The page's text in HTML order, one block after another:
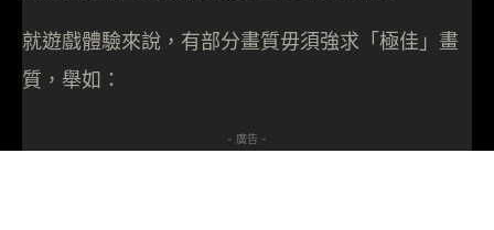
就遊戲體驗來說，有部分畫質毋須強求「極佳」畫
質，舉如：
- 廣告 -